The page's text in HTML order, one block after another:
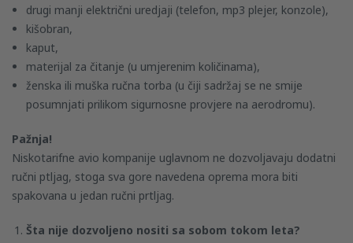
drugi manji električni uredjaji (telefon, mp3 plejer, konzole),
kišobran,
kaput,
materijal za čitanje (u umjerenim količinama),
ženska ili muška ručna torba (u čiji sadržaj se ne smije
posumnjati prilikom sigurnosne provjere na aerodromu).
Pažnja!
Niskotarifne avio kompanije uglavnom ne dozvoljavaju dodatni
ručni ptljag, stoga sva gore navedena oprema mora biti
spakovana u jedan ručni prtljag.
Šta nije dozvoljeno nositi sa sobom tokom leta?